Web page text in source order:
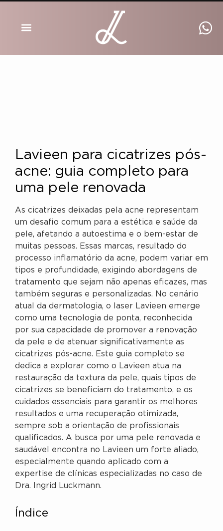
Lavieen para cicatrizes pós-
acne: guia completo para
uma pele renovada
As cicatrizes deixadas pela acne representam
um desafio comum para a estética e saúde da
pele, afetando a autoestima e o bem-estar de
muitas pessoas. Essas marcas, resultado do
processo inflamatório da acne, podem variar em
tipos e profundidade, exigindo abordagens de
tratamento que sejam não apenas eficazes, mas
também seguras e personalizadas. No cenário
atual da dermatologia, o laser Lavieen emerge
como uma tecnologia de ponta, reconhecida
por sua capacidade de promover a renovação
da pele e de atenuar significativamente as
cicatrizes pós-acne. Este guia completo se
dedica a explorar como o Lavieen atua na
restauração da textura da pele, quais tipos de
cicatrizes se beneficiam do tratamento, e os
cuidados essenciais para garantir os melhores
resultados e uma recuperação otimizada,
sempre sob a orientação de profissionais
qualificados. A busca por uma pele renovada e
saudável encontra no Lavieen um forte aliado,
especialmente quando aplicado com a
expertise de clínicas especializadas no caso de
Dra. Ingrid Luckmann.
Índice